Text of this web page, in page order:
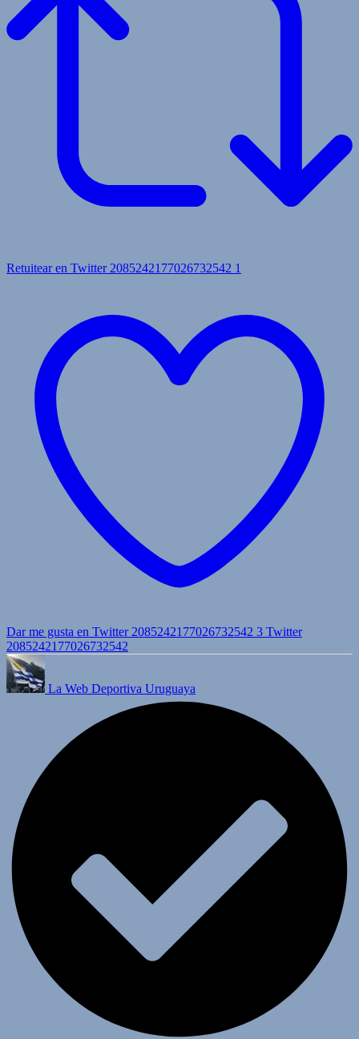
Retuitear en Twitter 2085242177026732542 1
Dar me gusta en Twitter 2085242177026732542 3 Twitter
2085242177026732542
La Web Deportiva Uruguaya